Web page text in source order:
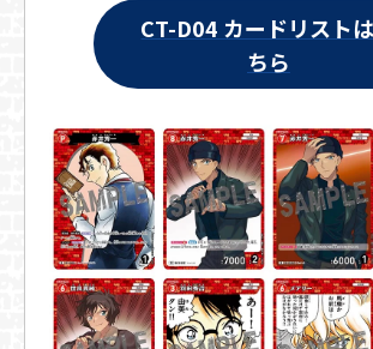
CT-D04 カードリスト
ちら